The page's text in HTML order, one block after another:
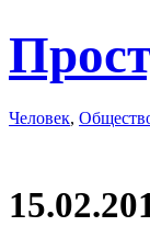
Человек,